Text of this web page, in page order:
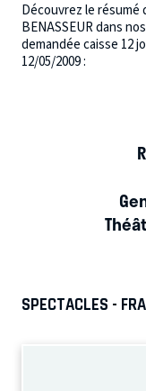
Découvrez le
BENASSEUR dans
demandée caisse 12
12/05/2009 :
SPECTACLES -